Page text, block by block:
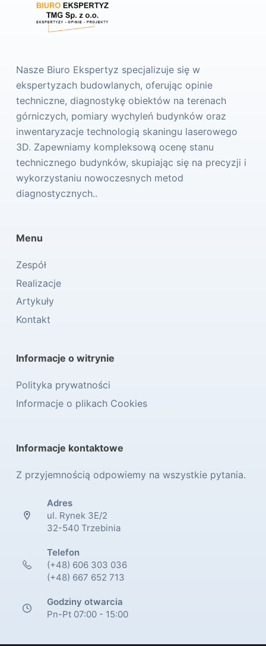
Nasze Biuro Ekspertyz specjalizuje się w
ekspertyzach budowlanych, oferując opinie
techniczne, diagnostykę obiektów na terenach
górniczych, pomiary wychyleń budynków oraz
inwentaryzacje technologią skaningu laserowego
3D. Zapewniamy kompleksową ocenę stanu
technicznego budynków, skupiając się na precyzji i
wykorzystaniu nowoczesnych metod
diagnostycznych..
Menu
Zespół
Realizacje
Artykuły
Kontakt
Informacje o witrynie
Polityka prywatności
Informacje o plikach Cookies
Informacje kontaktowe
Z przyjemnością odpowiemy na wszystkie pytania.
Adres
ul. Rynek 3E/2
32-540 Trzebinia
Telefon
(+48) 606 303 036
(+48) 667 652 713
Godziny otwarcia
Pn-Pt 07:00 - 15:00